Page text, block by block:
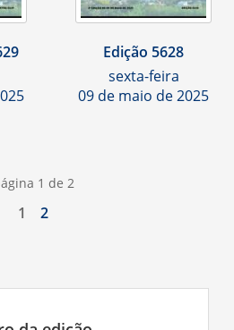
Edição 5628
sexta-feira
09 de maio de 2025
1 de 2
1 2